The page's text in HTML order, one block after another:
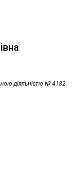
діяльністю № 4182.